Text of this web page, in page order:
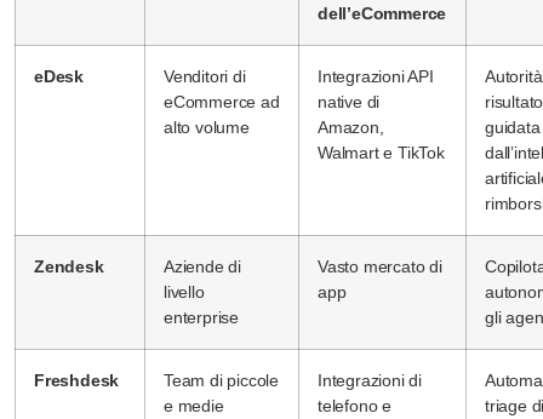
dell’eCommerce
eDesk
Venditori di
eCommerce ad
alto volume
Integrazioni API
native di
Amazon,
Walmart e TikTok
risultato
guidata
Zendesk
Aziende di
livello
enterprise
Vasto mercato di
app
gli
Freshdesk
Team di piccole
e medie
Integrazioni di
telefono e
triage